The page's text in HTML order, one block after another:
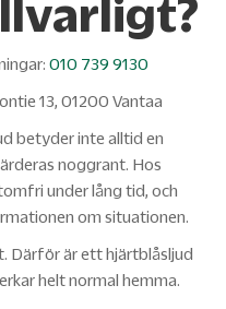
010 739 9130
13, 01200 Vantaa
betyder inte alltid en
noggrant. Hos
under lång tid, och
om situationen.
Därför är ett hjärtblåsljud
helt normal hemma.